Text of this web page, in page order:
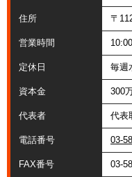
住所 〒
営業時間
定休日 毎週
資本金 300
代表者 代表
電話番号 03-
FAX番号 03-